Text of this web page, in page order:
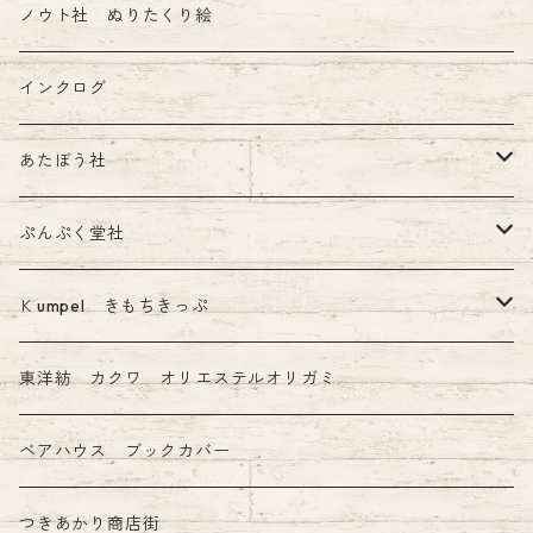
ノウト社 ぬりたくり絵
インクログ
あたぼう社
飾り原稿用紙
その他 あたぼう社製品
ぷんぷく堂社
限定 mizutama+ぷんぷく堂コラボ商品
Ｋumpel きもちきっぷ
きもちふせん
東洋紡 カクワ オリエステルオリガミ
ベアハウス ブックカバー
つきあかり商店街